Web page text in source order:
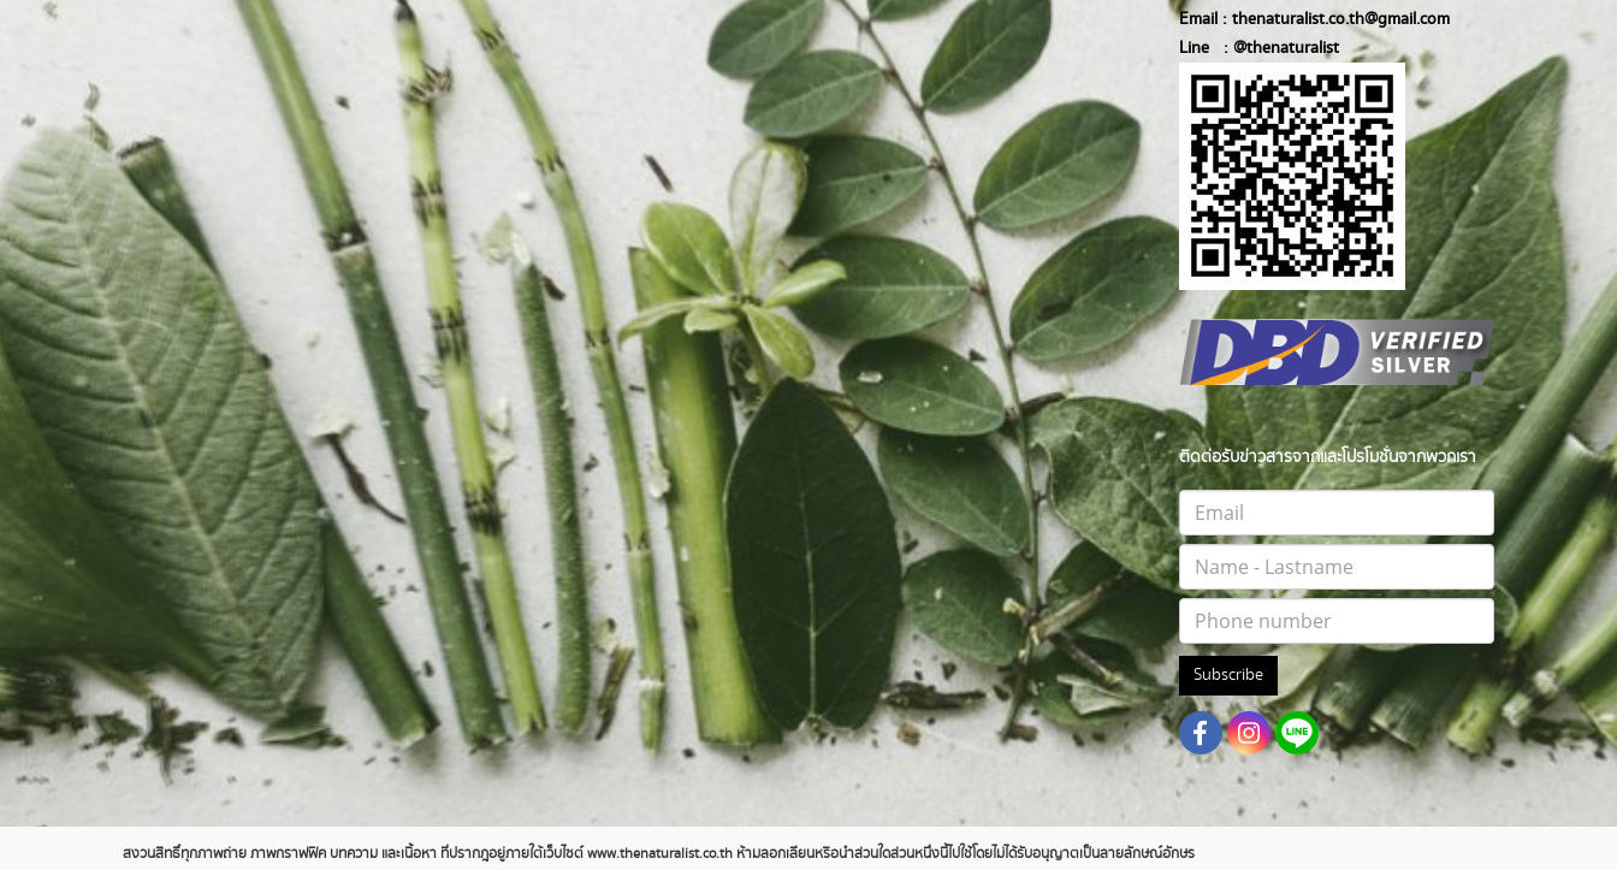
Email : thenaturalist.co.th@gmail.com
Line : @thenaturalist
ติดต่อรับข่าวสารจากและโปรโมชั่นจากพวกเรา
Subscribe
สงวนสิทธิ์ทุกภาพถ่าย ภาพกราฟฟิค บทความ และเนื้อหา ที่ปรากฎอยู่ภายใต้เว็บไซต์ www.thenaturalist.co.th ห้ามลอกเลียนหรือนำส่วนใดส่วนหนึ่งนี้ไปใช้โดยไม่ได้รับอนุญาตเป็นลายลักษณ์อักษร